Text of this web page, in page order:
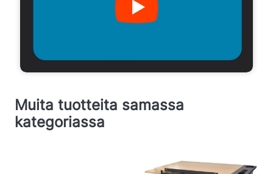
Muita tuotteita samassa
kategoriassa